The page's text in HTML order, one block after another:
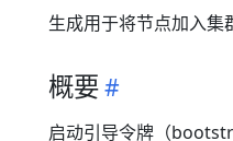
生成用于将节点加入集
概要
启动引导令牌（